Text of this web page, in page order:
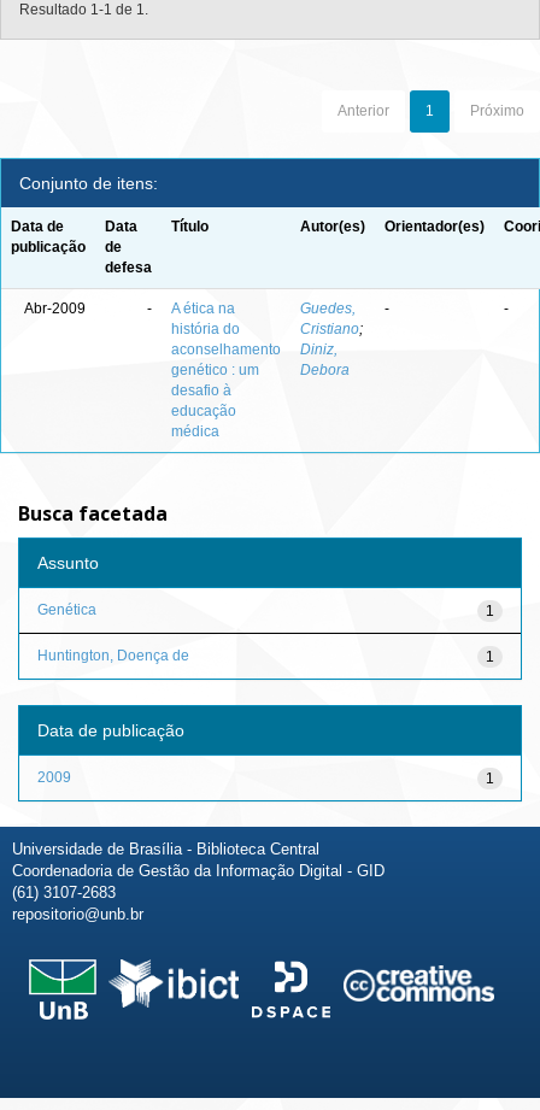
Resultado 1-1 de 1.
Anterior 1 Próximo
Conjunto de itens:
Data de
publicação
Data
de
defesa
Título Autor(es) Orientador(es)
Abr-2009 -
A ética na
história do
aconselhamento
genético : um
desafio à
educação
médica
Guedes,
Cristiano;
Diniz,
Debora
- -
Busca facetada
Assunto
1
Genética
1
Huntington, Doença de
Data de publicação
1
2009
Universidade de Brasília - Biblioteca Central
Coordenadoria de Gestão da Informação Digital - GID
(61) 3107-2683
repositorio@unb.br